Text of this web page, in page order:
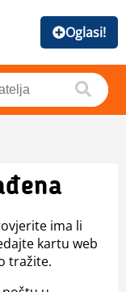
Oglasi!
ima li
kartu web
tražite.